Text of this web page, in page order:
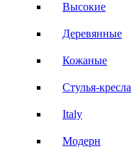
Высокие
Деревянные
Кожаные
Стулья-кресла
Italy
Модерн